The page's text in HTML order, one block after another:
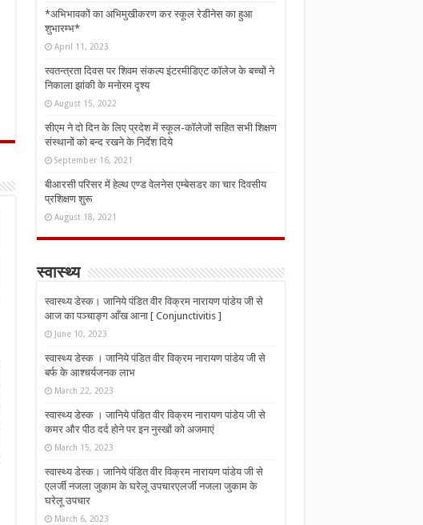
*अभिभावकों का अभिमुखीकरण कर स्कूल रेडीनेस का हुआ
शुभारम्भ*
April 11, 2023
स्वतन्त्रता दिवस पर शिवम संकल्प इंटरमीडिएट कॉलेज के बच्चों ने
निकाला झांकी के मनोरम दृश्य
August 15, 2022
सीएम ने दो दिन के लिए प्रदेश में स्कूल-कॉलेजों सहित सभी शिक्षण
संस्थानों को बन्द रखने के निर्देश दिये
September 16, 2021
बीआरसी परिसर में हेल्थ एण्ड वेलनेस एम्बेसडर का चार दिवसीय
प्रशिक्षण शुरू
August 18, 2021
स्वास्थ्य
स्वास्थ्य डेस्क। जानिये पंडित वीर विक्रम नारायण पांडेय जी से
आज का पञ्चाङ्ग आँख आना [ Conjunctivitis ]
June 10, 2023
स्वास्थ्य डेस्क । जानिये पंडित वीर विक्रम नारायण पांडेय जी से
बर्फ के आश्चर्यजनक लाभ
March 22, 2023
स्वास्थ्य डेस्क । जानिये पंडित वीर विक्रम नारायण पांडेय जी से
कमर और पीठ दर्द होने पर इन नुस्‍खों को अजमाएं
March 15, 2023
स्वास्थ्य डेस्क। जानिये पंडित वीर विक्रम नारायण पांडेय जी से
एलर्जी नजला जुकाम के घरेलू उपचारएलर्जी नजला जुकाम के
घरेलू उपचार
March 6, 2023